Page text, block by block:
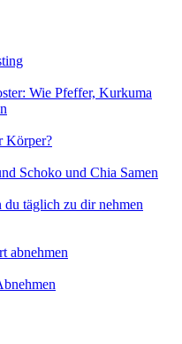
Wie Pfeffer, Kurkuma
Körper?
Schoko und Chia Samen
täglich zu dir nehmen
abnehmen